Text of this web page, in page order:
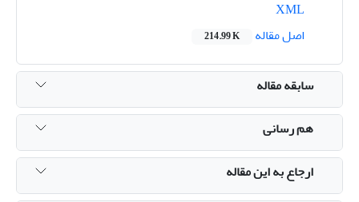
اصل مقاله
214.99 K
سابقه مقاله
هم رسانی
ارجاع به این مقاله